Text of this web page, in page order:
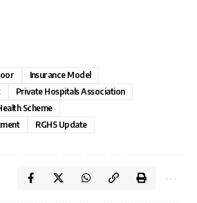
Insurance Model
Private Hospitals Association
Scheme
RGHS Update